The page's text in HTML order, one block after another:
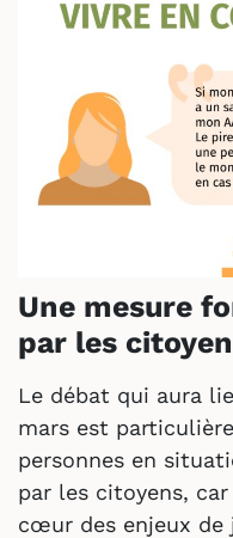
Une mesure
par les
Le débat qui aura
mars est
personnes en
par les citoyens,
cœur des enjeux de